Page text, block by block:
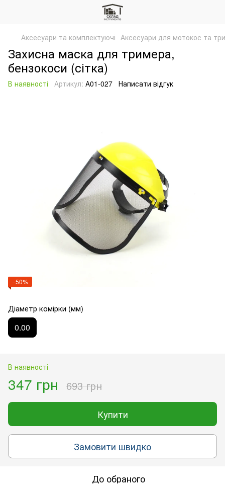
Аксесуари та комплектуючі Аксесуари для мотокос та
Захисна маска для тримера,
бензокоси (сітка)
В наявності Артикул: А01-027 Написати відгук
−50%
Діаметр комірки (мм)
0.00
В наявності
347 грн 693 грн
Купити
Замовити швидко
До обраного